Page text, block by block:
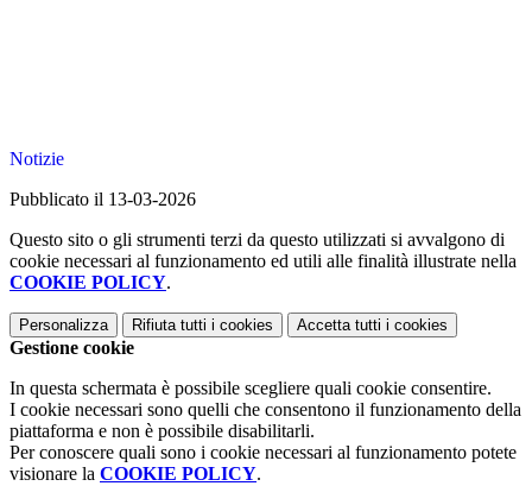
Notizie
Pubblicato il 13-03-2026
Questo sito o gli strumenti terzi da questo utilizzati si avvalgono di
cookie necessari al funzionamento ed utili alle finalità illustrate nella
COOKIE POLICY.
Personalizza Rifiuta tutti i cookies Accetta tutti i cookies
Gestione cookie
In questa schermata è possibile scegliere quali cookie consentire.
I cookie necessari sono quelli che consentono il funzionamento della
piattaforma e non è possibile disabilitarli.
Per conoscere quali sono i cookie necessari al funzionamento potete
visionare la COOKIE POLICY.